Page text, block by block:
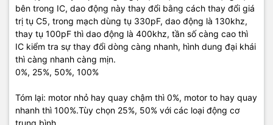
bên trong IC, dao động này thay đổi bằng cách thay đổi giá
trị tụ C5, trong mạch dùng tụ 330pF, dao động là 130khz,
thay tụ 100pF thì dao động là 400khz, tần số càng cao thì
IC kiểm tra sự thay đổi dòng càng nhanh, hình dung đại khái
thì càng nhanh càng mịn.
0%, 25%, 50%, 100%
Tóm lại: motor nhỏ hay quay chậm thì 0%, motor to hay quay
nhanh thì 100%.Tùy chọn 25%, 50% với các loại động cơ
trung bình.